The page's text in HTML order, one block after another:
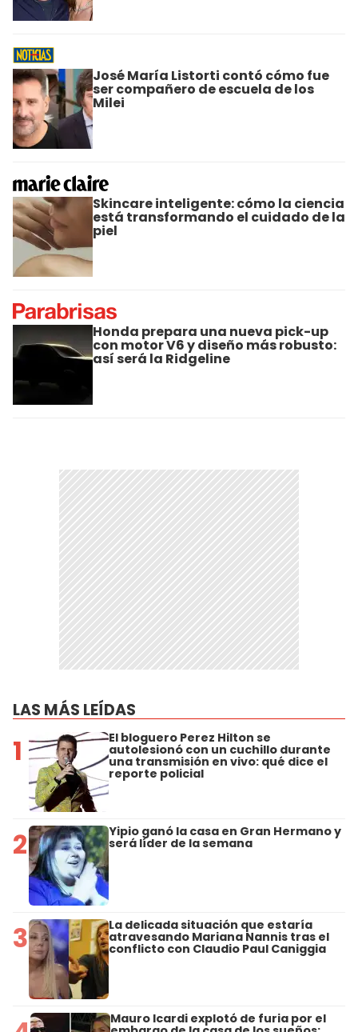
José María Listorti contó cómo fue
ser compañero de escuela de los
Milei
Skincare inteligente: cómo la ciencia
está transformando el cuidado de la
piel
Honda prepara una nueva pick-up
con motor V6 y diseño más robusto:
así será la Ridgeline
LAS MÁS LEÍDAS
1 El bloguero Perez Hilton se
autolesionó con un cuchillo durante
una transmisión en vivo: qué dice el
reporte policial
2 Yipio ganó la casa en Gran Hermano y
será líder de la semana
3 La delicada situación que estaría
atravesando Mariana Nannis tras el
conflicto con Claudio Paul Caniggia
Mauro Icardi explotó de furia por el